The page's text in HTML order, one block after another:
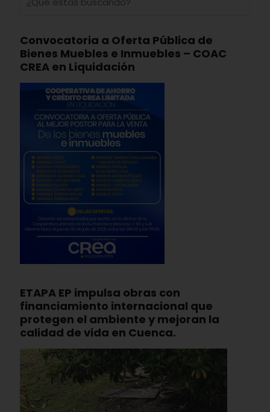
Convocatoria a Oferta Pública de
Bienes Muebles e Inmuebles – COAC
CREA en Liquidación
ETAPA EP impulsa obras con
financiamiento internacional que
protegen el ambiente y mejoran la
calidad de vida en Cuenca.